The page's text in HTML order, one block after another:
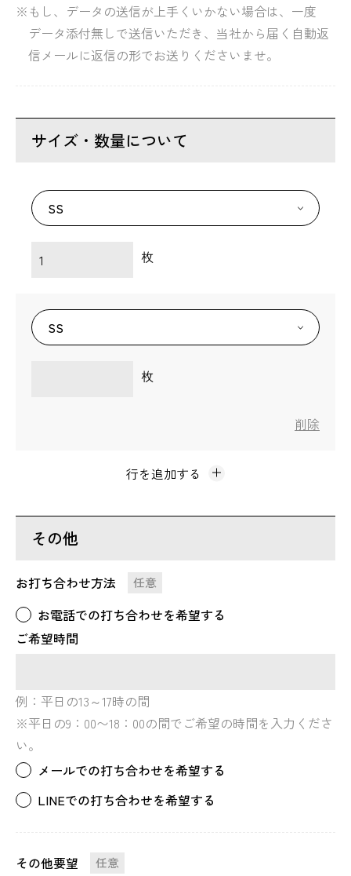
もし、データの送信が上手くいかない場合は、一度
データ添付無しで送信いただき、当社から届く自動返
信メールに返信の形でお送りくださいませ。
サイズ・数量について
枚
枚
その他
お打ち合わせ方法 任意
お電話での打ち合わせを希望する
ご希望時間
例：平日の13～17時の間
※平日の9：00〜18：00の間でご希望の時間を入力くださ
い。
メールでの打ち合わせを希望する
LINEでの打ち合わせを希望する
その他要望 任意